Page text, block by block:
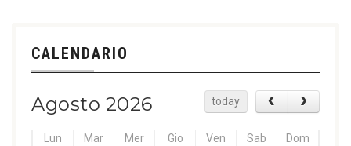
CALENDARIO
Agosto 2026 today
Lun Mar Mer Gio Ven Sab
Dom